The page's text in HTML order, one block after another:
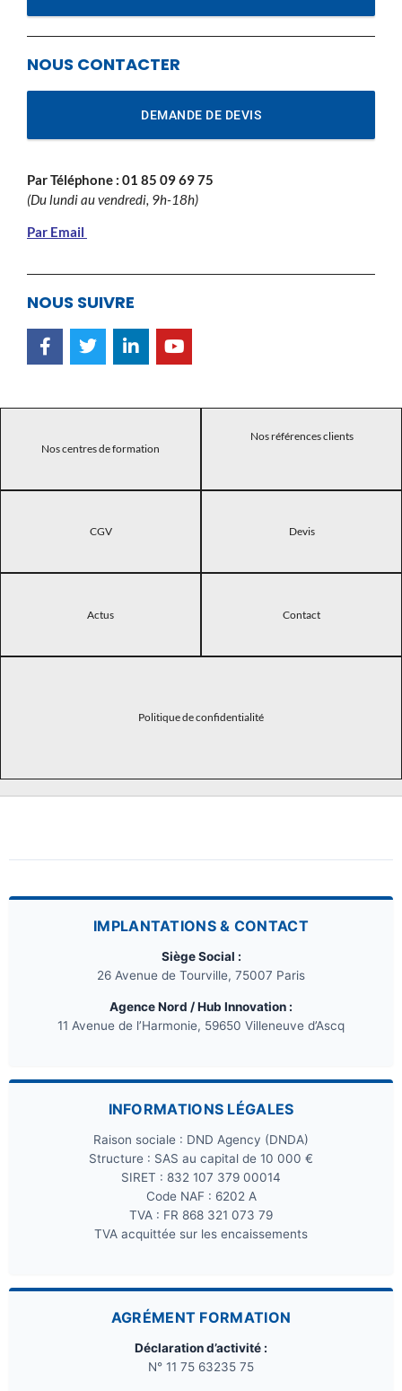
NOUS CONTACTER
DEMANDE DE DEVIS
Par Téléphone : 01 85 09 69 75
(Du lundi au vendredi, 9h-18h)
Par Email
NOUS SUIVRE
Nos centres de formation
Nos références clients
CGV Devis
Actus Contact
Politique de confidentialité
IMPLANTATIONS & CONTACT
Siège Social :
26 Avenue de Tourville, 75007 Paris
Agence Nord / Hub Innovation :
11 Avenue de l’Harmonie, 59650 Villeneuve d’Ascq
INFORMATIONS LÉGALES
Raison sociale : DND Agency (DNDA)
Structure : SAS au capital de 10 000 €
SIRET : 832 107 379 00014
Code NAF : 6202 A
TVA : FR 868 321 073 79
TVA acquittée sur les encaissements
AGRÉMENT FORMATION
Déclaration d’activité :
N° 11 75 63235 75